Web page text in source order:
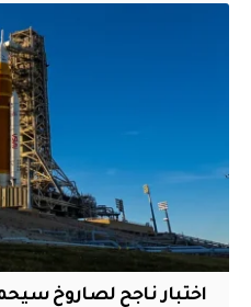
اختبار ناجح لصاروخ